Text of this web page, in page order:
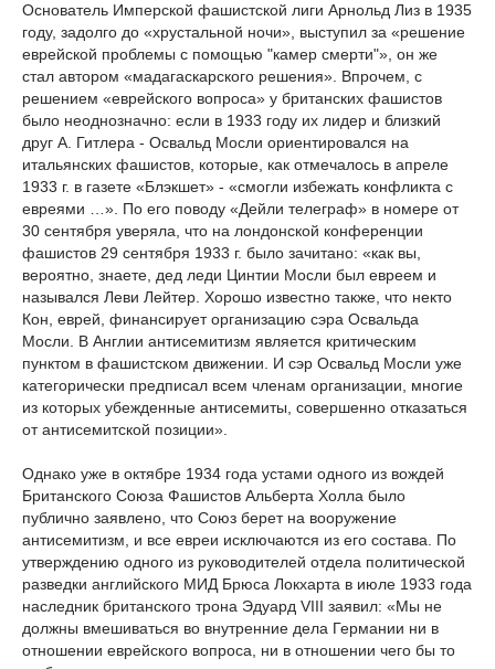
Основатель Имперской фашистской лиги Арнольд Лиз в 1935
году, задолго до «хрустальной ночи», выступил за «решение
еврейской проблемы с помощью "ка­мер смерти"», он же
стал автором «мадагаскарского реше­ния». Впрочем, с
решением «еврейского вопроса» у британских фашистов
было неоднозначно: если в 1933 году их лидер и близкий
друг А. Гитлера - Освальд Мосли ориентировался на
итальянских фашистов, которые, как отмечалось в апреле
1933 г. в газете «Блэкшет» - «смогли избежать конфликта с
евреями …». По его поводу «Дейли телеграф» в номере от
30 сентября уверяла, что на лондонской конференции
фашистов 29 сентября 1933 г. было зачитано: «как вы,
вероятно, знаете, дед леди Цинтии Мосли был евреем и
назывался Леви Лейтер. Хорошо известно также, что некто
Кон, еврей, финансирует организацию сэра Освальда
Мосли. В Англии антисемитизм является критическим
пунктом в фашистском движении. И сэр Освальд Мосли уже
категорически предписал всем членам организации, многие
из которых убежденные антисемиты, совершенно отказаться
от антисемитской позиции».
Однако уже в октябре 1934 года устами одного из вождей
Британского Союза Фашистов Альберта Холла было
публично заявлено, что Союз берет на вооружение
антисемитизм, и все евреи исключаются из его состава. По
утверждению одного из руководителей отдела политической
разведки английского МИД Брюса Локхарта в июле 1933 года
наследник британского трона Эдуард VIII заявил: «Мы не
дол­жны вмешиваться во внутренние дела Германии ни в
отношении еврейского вопроса, ни в отношении чего бы то